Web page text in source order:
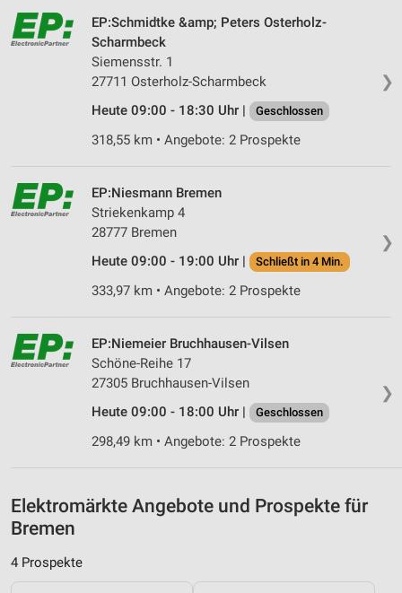
❯
EP:Schmidtke &amp; Peters Osterholz-
Scharmbeck
Siemensstr. 1
27711 Osterholz-Scharmbeck
Heute 09:00 - 18:30 Uhr |
Geschlossen
318,55 km • Angebote: 2 Prospekte
❯
EP:Niesmann Bremen
Striekenkamp 4
28777 Bremen
Heute 09:00 - 19:00 Uhr |
Schließt in 4 Min.
333,97 km • Angebote: 2 Prospekte
❯
EP:Niemeier Bruchhausen-Vilsen
Schöne-Reihe 17
27305 Bruchhausen-Vilsen
Heute 09:00 - 18:00 Uhr |
Geschlossen
298,49 km • Angebote: 2 Prospekte
Elektromärkte Angebote und Prospekte für
Bremen
4 Prospekte
Verwendung von Profilen zur Auswahl
personalisierter Werbung
Erstellung von Profilen zur Personalisierung
von Inhalten
Verwendung von Profilen zur Auswahl
personalisierter Inhalte
Messung der Performance von Inhalten
Kombinationen von Daten aus verschiedenen
Verwendung reduzierter Daten zur Auswahl von
Inhalten
Nicht-IAB-Verarbeitungszwecke:
Notwendig
Performance